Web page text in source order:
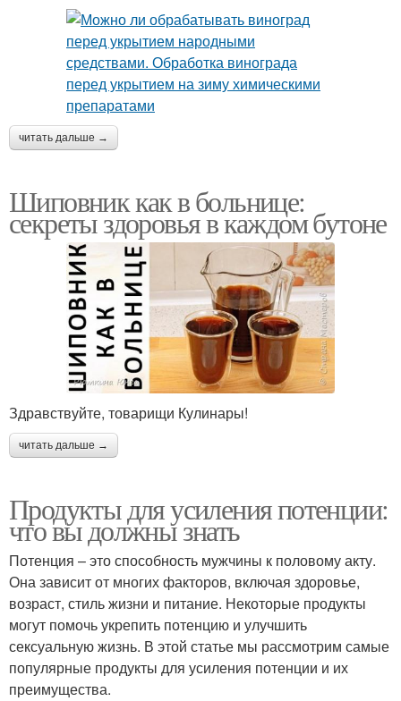
читать дальше →
Шиповник как в больнице:
секреты здоровья в каждом бутоне
Здравствуйте, товарищи Кулинары!
читать дальше →
Продукты для усиления потенции:
что вы должны знать
Потенция – это способность мужчины к половому акту.
Она зависит от многих факторов, включая здоровье,
возраст, стиль жизни и питание. Некоторые продукты
могут помочь укрепить потенцию и улучшить
сексуальную жизнь. В этой статье мы рассмотрим самые
популярные продукты для усиления потенции и их
преимущества.